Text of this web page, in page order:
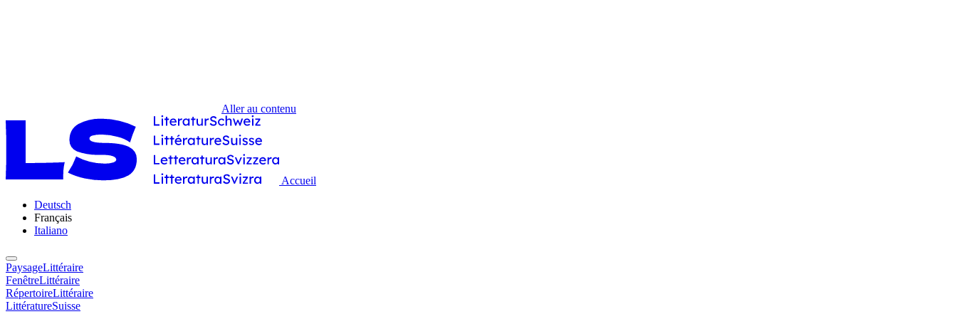
Aller au contenu
Accueil
Deutsch
Français
Italiano
PaysageLittéraire
FenêtreLittéraire
RépertoireLittéraire
LittératureSuisse